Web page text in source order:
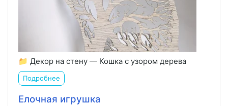
📁 Декор на стену — Кошка с узором дерева
Подробнее
Елочная игрушка